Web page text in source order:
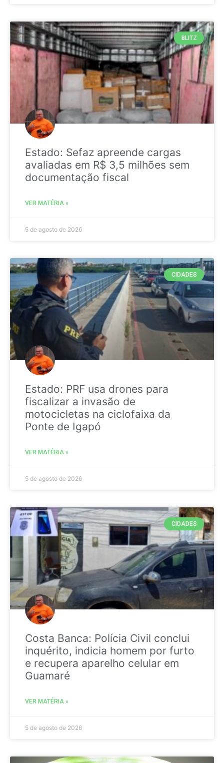
BLITZ
Estado: Sefaz apreende cargas
avaliadas em R$ 3,5 milhões sem
documentação fiscal
VER MATÉRIA »
5 de agosto de 2026
CIDADES
Estado: PRF usa drones para
fiscalizar a invasão de
motocicletas na ciclofaixa da
Ponte de Igapó
VER MATÉRIA »
5 de agosto de 2026
CIDADES
Costa Banca: Polícia Civil conclui
inquérito, indicia homem por furto
e recupera aparelho celular em
Guamaré
VER MATÉRIA »
5 de agosto de 2026